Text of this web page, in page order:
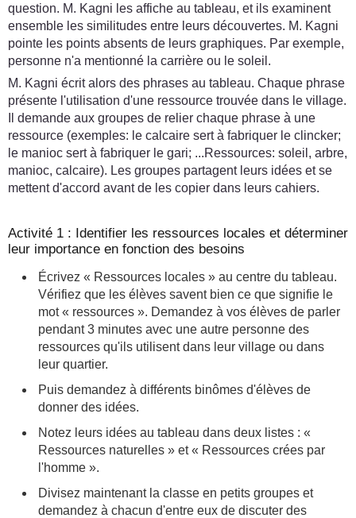
question. M. Kagni les affiche au tableau, et ils examinent
ensemble les similitudes entre leurs découvertes. M. Kagni
pointe les points absents de leurs graphiques. Par exemple,
personne n'a mentionné la carrière ou le soleil.
M. Kagni écrit alors des phrases au tableau. Chaque phrase
présente l'utilisation d'une ressource trouvée dans le village.
Il demande aux groupes de relier chaque phrase à une
ressource (exemples: le calcaire sert à fabriquer le clincker;
le manioc sert à fabriquer le gari; ...Ressources: soleil, arbre,
manioc, calcaire). Les groupes partagent leurs idées et se
mettent d'accord avant de les copier dans leurs cahiers.
Activité 1 : Identifier les ressources locales et déterminer
leur importance en fonction des besoins
Écrivez « Ressources locales » au centre du tableau.
Vérifiez que les élèves savent bien ce que signifie le
mot « ressources ». Demandez à vos élèves de parler
pendant 3 minutes avec une autre personne des
ressources qu'ils utilisent dans leur village ou dans
leur quartier.
Puis demandez à différents binômes d'élèves de
donner des idées.
Notez leurs idées au tableau dans deux listes : «
Ressources naturelles » et « Ressources crées par
l'homme ».
Divisez maintenant la classe en petits groupes et
demandez à chacun d'entre eux de discuter des